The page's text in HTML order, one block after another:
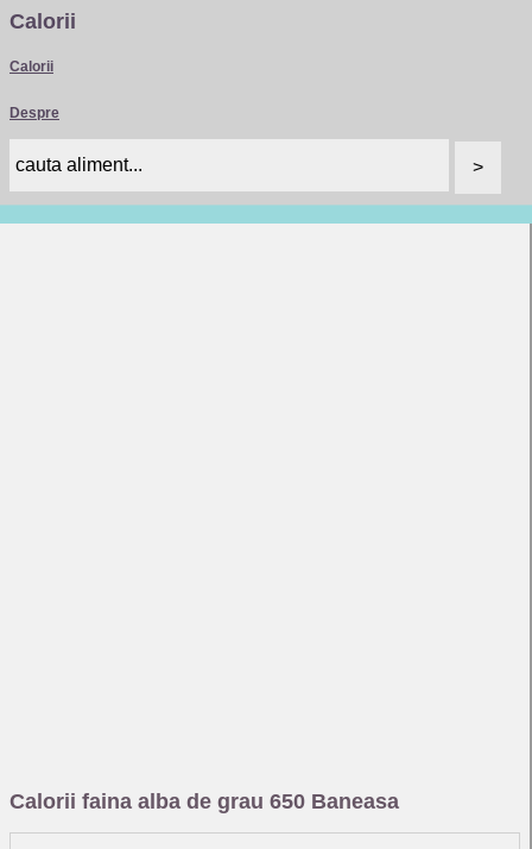
Calorii
Calorii
Despre
Calorii faina alba de grau 650 Baneasa